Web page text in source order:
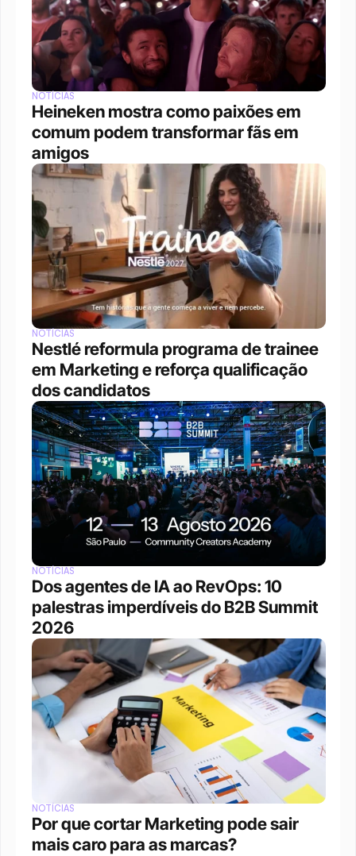
NOTÍCIAS
Heineken mostra como paixões em
comum podem transformar fãs em
amigos
NOTÍCIAS
Nestlé reformula programa de trainee
em Marketing e reforça qualificação
dos candidatos
NOTÍCIAS
Dos agentes de IA ao RevOps: 10
palestras imperdíveis do B2B Summit
2026
NOTÍCIAS
Por que cortar Marketing pode sair
mais caro para as marcas?